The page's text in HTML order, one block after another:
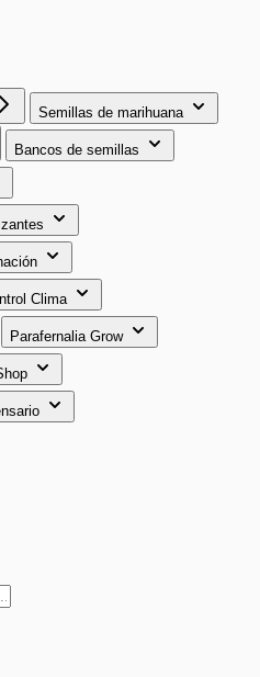
Semillas de marihuana
Bancos de semillas
Clima
Parafernalia Grow